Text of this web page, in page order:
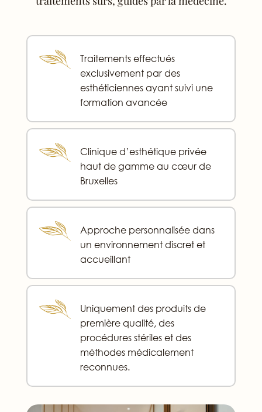
Traitements effectués
exclusivement par des
esthéticiennes ayant suivi une
formation avancée
Clinique d’esthétique privée
haut de gamme au cœur de
Bruxelles
Approche personnalisée dans
un environnement discret et
accueillant
Uniquement des produits de
première qualité, des
procédures stériles et des
méthodes médicalement
reconnues.